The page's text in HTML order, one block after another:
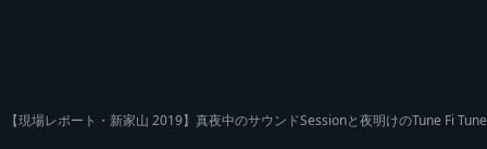
【現場レポート・新家山 2019】真夜中のサウンドSessionと夜明けのTune Fi